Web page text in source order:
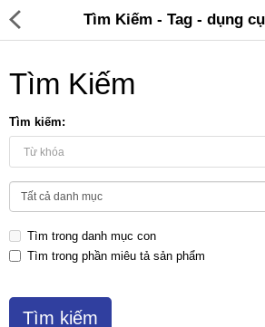
Điện gia dụng
Đồ tiện ích
Sản phẩm khác
Tìm Kiếm - Tag - dụng
Tìm Kiếm
Tìm kiếm:
Tìm trong danh mục con
Tìm trong phần miêu tả sản phẩm